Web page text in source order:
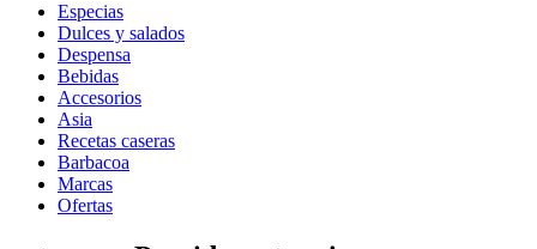
Especias
Dulces y salados
Despensa
Bebidas
Accesorios
Asia
Recetas caseras
Barbacoa
Marcas
Ofertas